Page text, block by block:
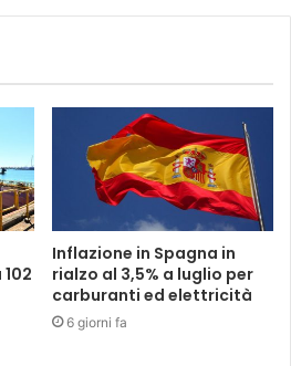
Inflazione in Spagna in
rialzo al 3,5% a luglio per
carburanti ed elettricità
6 giorni fa